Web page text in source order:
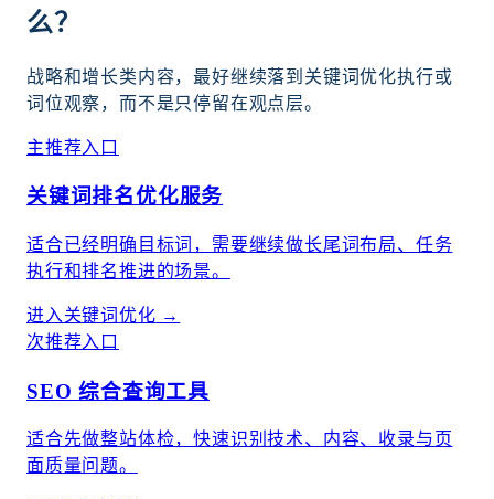
么？
战略和增长类内容，最好继续落到关键词优化执行或
词位观察，而不是只停留在观点层。
主推荐入口
关键词排名优化服务
适合已经明确目标词，需要继续做长尾词布局、任务
执行和排名推进的场景。
进入关键词优化 →
次推荐入口
SEO 综合查询工具
适合先做整站体检，快速识别技术、内容、收录与页
面质量问题。